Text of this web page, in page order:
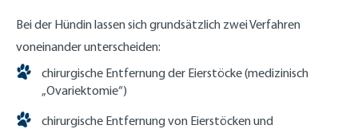
Bei der Hündin lassen sich grundsätzlich zwei Verfahren
voneinander unterscheiden:
chirurgische Entfernung der Eierstöcke (medizinisch
„Ovariektomie“)
chirurgische Entfernung von Eierstöcken und